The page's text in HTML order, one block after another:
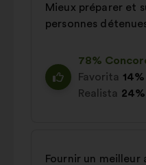
Mieux préparer et
personnes
78%
Favorita 14%
Realista 24%
Fournir un